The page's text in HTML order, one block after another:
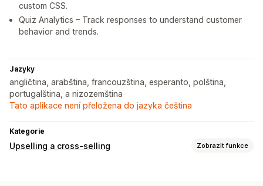
custom CSS.
Quiz Analytics – Track responses to understand customer
behavior and trends.
Jazyky
angličtina, arabština, francouzština, esperanto, polština,
portugalština, a nizozemština
Tato aplikace není přeložena do jazyka čeština
Kategorie
Upselling a cross-selling Zobrazit funkce